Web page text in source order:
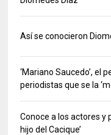
Así se conocieron
‘Mariano Saucedo’, el
periodistas que se la
Conoce a los actores y
hijo del Cacique’